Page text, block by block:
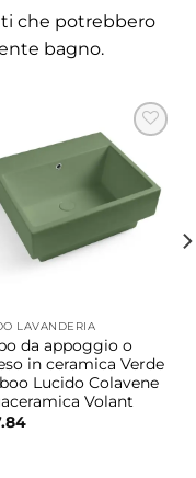
e grande
sospesa
leggerezza
la pulizia
da appoggio
in
che potrebbero
bagno.
LAVANDERIA
da appoggio o
in ceramica Verde
Lucido Colavene
Volant